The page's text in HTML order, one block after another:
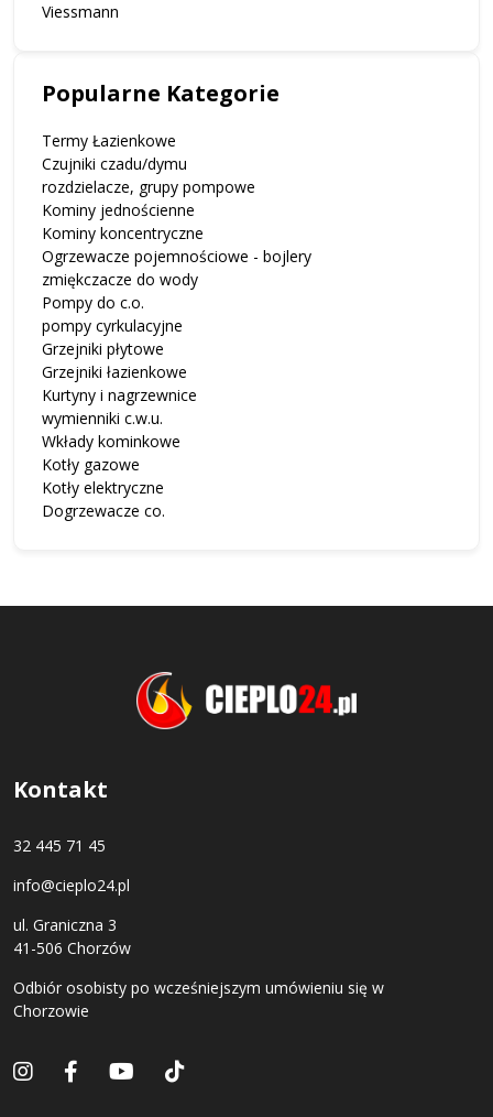
Viessmann
Popularne Kategorie
Termy Łazienkowe
Czujniki czadu/dymu
rozdzielacze, grupy pompowe
Kominy jednościenne
Kominy koncentryczne
Ogrzewacze pojemnościowe - bojlery
zmiękczacze do wody
Pompy do c.o.
pompy cyrkulacyjne
Grzejniki płytowe
Grzejniki łazienkowe
Kurtyny i nagrzewnice
wymienniki c.w.u.
Wkłady kominkowe
Kotły gazowe
Kotły elektryczne
Dogrzewacze co.
Kontakt
32 445 71 45
info@cieplo24.pl
ul. Graniczna 3
41-506 Chorzów
Odbiór osobisty po wcześniejszym umówieniu się w
Chorzowie